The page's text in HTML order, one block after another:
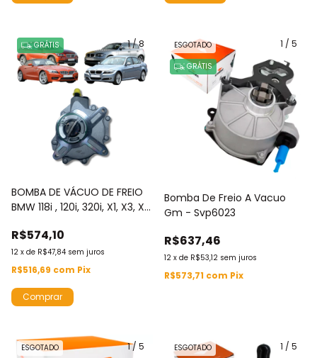
1/8
GRÁTIS
BOMBA DE VÁCUO DE FREIO
BMW 118i , 120i, 320i, X1, X3, X3
R$574,10
12 x de R$47,84 sem juros
R$516,69 com Pix
1 / 5
ESGOTADO
GRÁTIS
Bomba De Freio A Vacuo
Gm - Svp6023
R$637,46
12 x de R$53,12 sem juros
R$573,71 com Pix
1/ 5
ESGOTADO 1 / 5
ESGOTADO